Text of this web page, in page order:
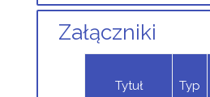
Załączniki
Tytuł Typ